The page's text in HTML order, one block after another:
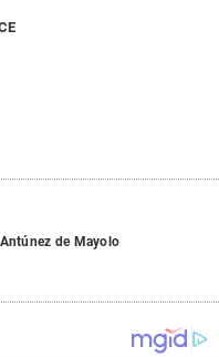
de Mayolo